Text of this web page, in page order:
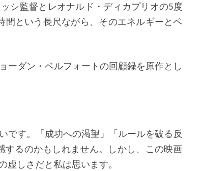
金
融
師
と
転
落
シ監督とレオナルド・ディカプリオの5度
間という長尺ながら、そのエネルギーとペ
ーダン・ベルフォートの回顧録を原作とし
です。「成功への渇望」「ルールを破る反
るのかもしれません。しかし、この映画
しさだと私は思います。